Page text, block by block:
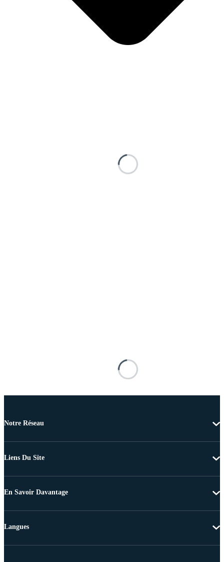
Notre Réseau
Liens Du Site
En Savoir Davantage
Langues